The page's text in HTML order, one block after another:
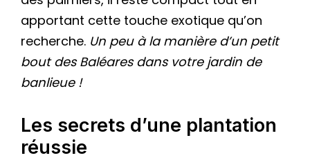
apportant cette touche exotique qu’on
recherche. Un peu à la manière d’un petit
bout des Baléares dans votre jardin de
banlieue !
Les secrets d’une plantation
réussie